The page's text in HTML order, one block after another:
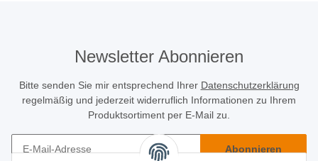
Newsletter Abonnieren
Bitte senden Sie mir entsprechend Ihrer Datenschutzerklärung
regelmäßig und jederzeit widerruflich Informationen zu Ihrem
Produktsortiment per E-Mail zu.
Abonnieren